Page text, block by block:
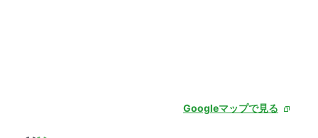
Googleマップで見る